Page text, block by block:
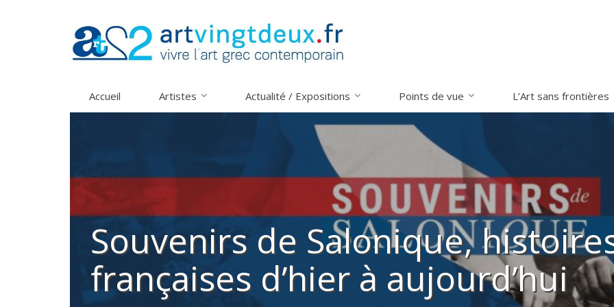
Αccueil Artistes Actualité / Expositions Points de vue L’Art sans frontières
Souvenirs de Salonique,
françaises d’hier à aujourd’hui